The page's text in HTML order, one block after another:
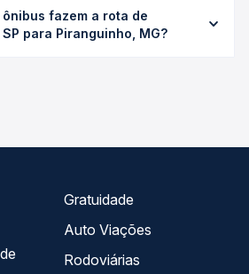
opção na data desejada.
custa em média R$ 75,36 e varia
a empresa, o tipo de poltrona
fazem a rota de
para Piranguinho, MG?
Gratuidade
Auto Viações
Rodoviárias